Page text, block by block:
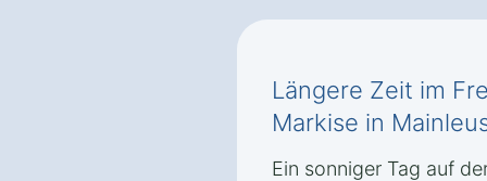
Längere Zeit im
Markise in
Ein sonniger Tag auf